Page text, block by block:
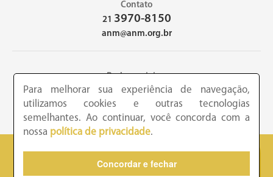
Contato
21 3970-8150
anm@anm.org.br
Redes sociais
2026 - Academia Nacional de Medicina - Copyright © todos os
direitos reservados
Para melhorar sua experiência de navegação,
utilizamos cookies e outras tecnologias
semelhantes. Ao continuar, você concorda com a
nossa política de privacidade.
Concordar e fechar